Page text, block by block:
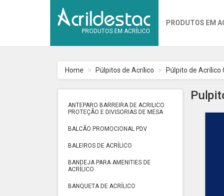
PRODUTOS EM ACRÍLICO
PRODUTOS EM
Home Púlpitos de Acrílico Púlpito de Acrílico
ANTEPARO BARREIRA DE ACRILICO
PROTEÇÃO E DIVISORIAS DE MESA
BALCÃO PROMOCIONAL PDV
BALEIROS DE ACRÍLICO
BANDEJA PARA AMENITIES DE
ACRÍLICO
BANQUETA DE ACRÍLICO